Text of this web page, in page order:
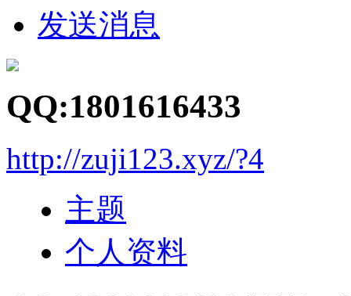
发送消息
QQ:1801616433
http://zuji123.xyz/?4
主题
个人资料